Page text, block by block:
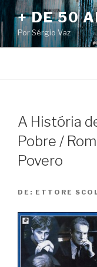
Pular
para
o
conteúdo
+ DE 50
Por Sérgio Vaz
A História
Pobre /
Povero
DE: ETTORE